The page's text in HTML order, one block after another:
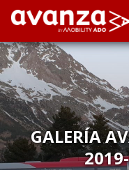
GALERÍA